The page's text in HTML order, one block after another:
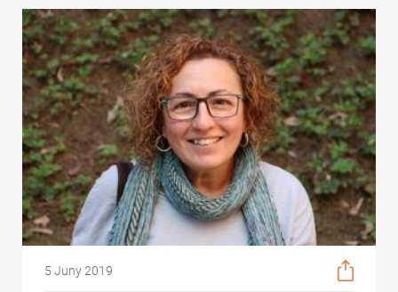
5 Juny 2019